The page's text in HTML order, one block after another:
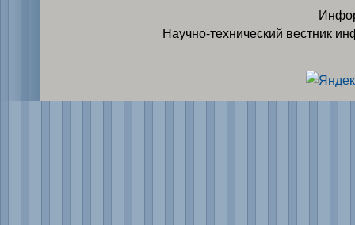
Научно-технический вестник